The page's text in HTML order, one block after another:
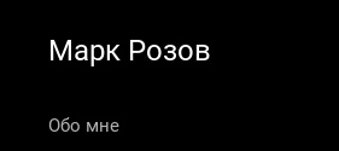
Марк Розов
Обо мне